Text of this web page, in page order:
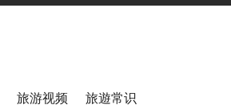
旅游视频 旅遊常识